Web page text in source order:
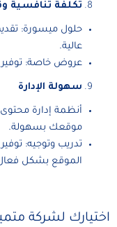
تكلفة تنافسية
حلول ميسورة:
عالية.
عروض خاصة: توفير
سهولة الإدارة
موقعك بسهولة.
تدريب وتوجيه:
الموقع بشكل
اختيارك لشركة